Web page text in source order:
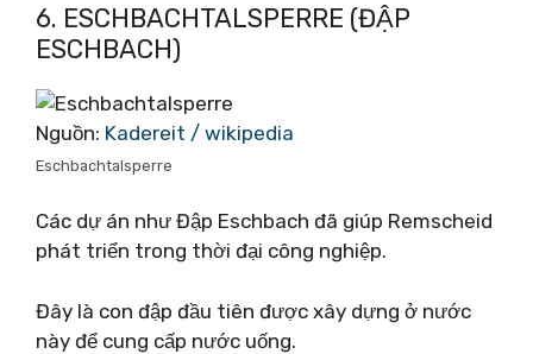
6. ESCHBACHTALSPERRE (ĐẬP
ESCHBACH)
Nguồn: Kadereit / wikipedia
Eschbachtalsperre
Các dự án như Đập Eschbach đã giúp Remscheid
phát triển trong thời đại công nghiệp.
Đây là con đập đầu tiên được xây dựng ở nước
này để cung cấp nước uống.